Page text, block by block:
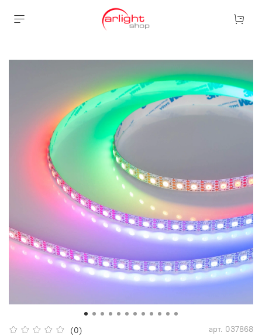
(0) арт. 037868